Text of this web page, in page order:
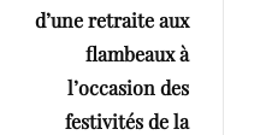
d’une retraite aux
flambeaux à
l’occasion des
festivités de la